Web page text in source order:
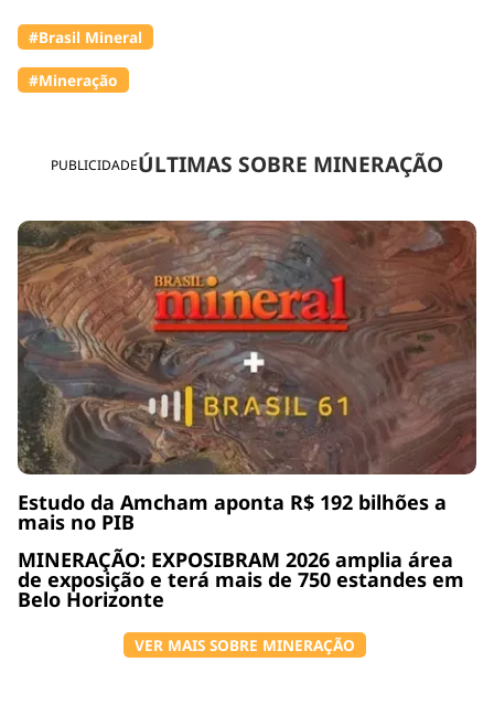
PUBLICIDADEÚLTIMAS SOBRE MINERAÇÃO
Estudo da Amcham aponta R$ 192 bilhões a
mais no PIB
MINERAÇÃO: EXPOSIBRAM 2026 amplia área
de exposição e terá mais de 750 estandes em
Belo Horizonte
VER MAIS SOBRE MINERAÇÃO
#Brasil Mineral
#Mineração